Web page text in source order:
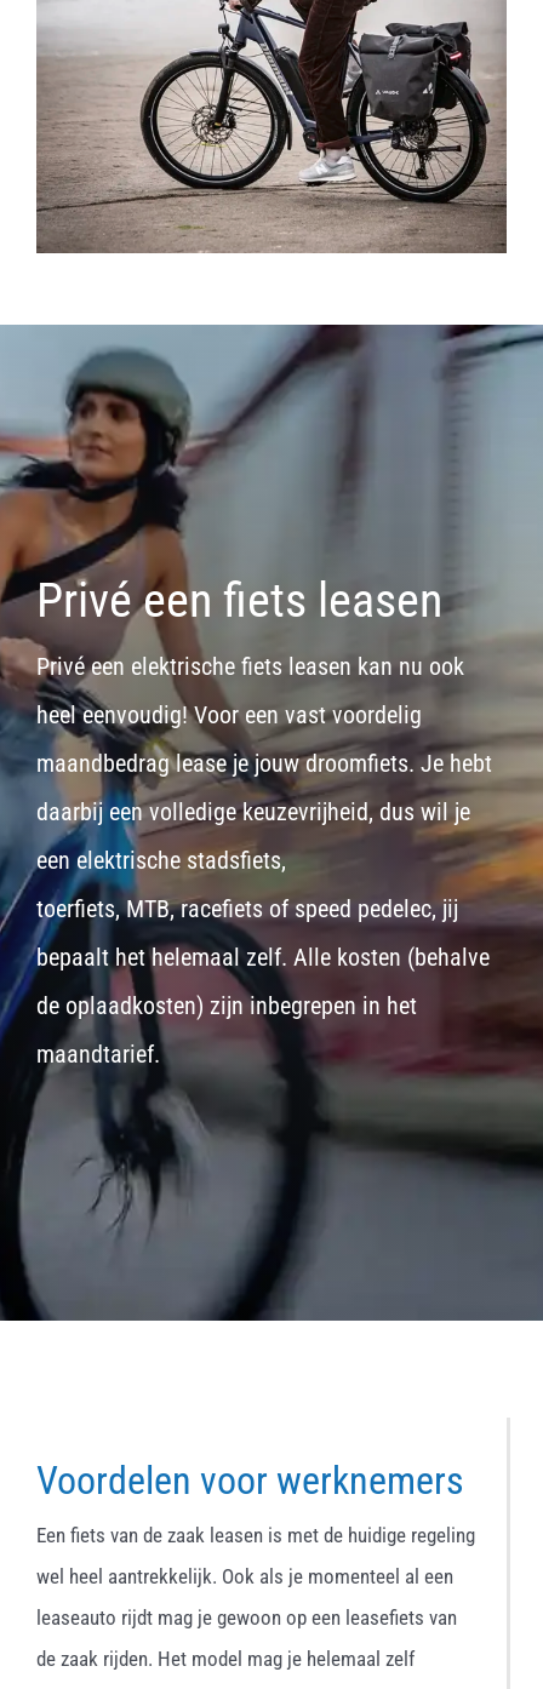
Privé een fiets leasen
Privé een elektrische fiets leasen kan nu ook
heel eenvoudig! Voor een vast voordelig
maandbedrag lease je jouw droomfiets. Je hebt
daarbij een volledige keuzevrijheid, dus wil je
eenelektrische stadsfiets,
toerfiets,MTB,racefietsof speed pedelec, jij
bepaalt het helemaal zelf. Alle kosten (behalve
de oplaadkosten) zijn inbegrepen in het
maandtarief.
Voordelen voor werknemers
Een fiets van de zaak leasen is met de huidige regeling
wel heel aantrekkelijk. Ook als je momenteel al een
leaseauto rijdt mag je gewoon op een leasefiets van
de zaak rijden. Het model mag je helemaal zelf